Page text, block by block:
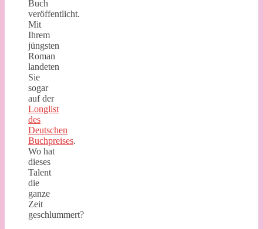
Buch
veröffentlicht.
Mit
Ihrem
jüngsten
Roman
landeten
Sie
sogar
auf der
Longlist
des
Deutschen
Buchpreises.
Wo hat
dieses
Talent
die
ganze
Zeit
geschlummert?